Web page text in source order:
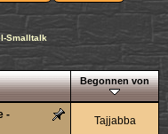
Smalltalk
Begonnen von
-
Tajjabba